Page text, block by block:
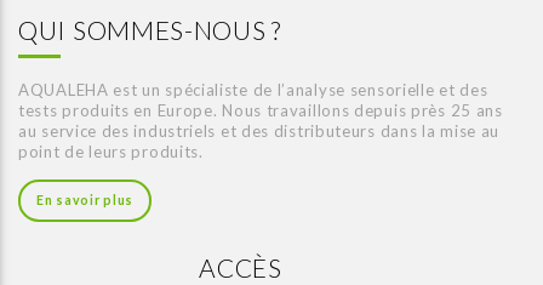
QUI SOMMES-NOUS ?
AQUALEHA est un spécialiste de l’analyse sensorielle et des
tests produits en Europe. Nous travaillons depuis près 25 ans
au service des industriels et des distributeurs dans la mise au
point de leurs produits.
En savoir plus
ACCÈS